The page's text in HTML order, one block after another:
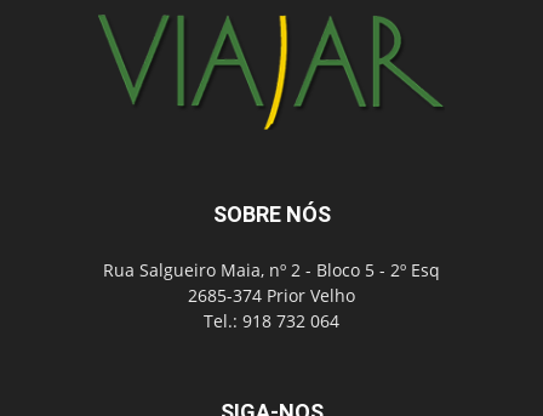
SOBRE NÓS
Rua Salgueiro Maia, nº 2 - Bloco 5 - 2º Esq
2685-374 Prior Velho
Tel.: 918 732 064